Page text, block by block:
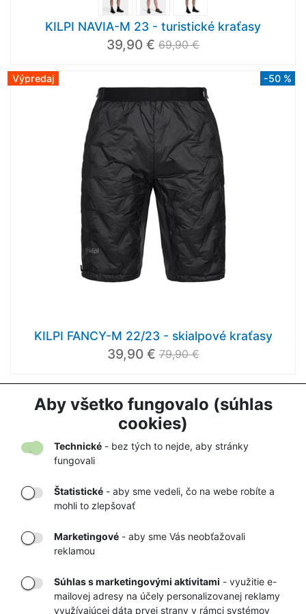
Aby všetko fungovalo (súhlas
cookies)
Technické - bez tých to nejde, aby stránky
fungovali
Štatistické - aby sme vedeli, čo na webe robíte a
mohli to zlepšovať
Marketingové - aby sme Vás neobťažovali
reklamou
Súhlas s marketingovými aktivitami - využitie e-
mailovej adresy na účely personalizovanej reklamy
využívajúcej dáta prvej strany v rámci systémov
KILPI NAVIA-M 23 - turistické kraťasy
39,90 € 69,90 €
Výpredaj -50 %
KILPI FANCY-M 22/23 - skialpové kraťasy
39,90 € 79,90 €
1
Načítať ďalej
TOVARU AŽ K
VÁM DOMOV
OBCHOD